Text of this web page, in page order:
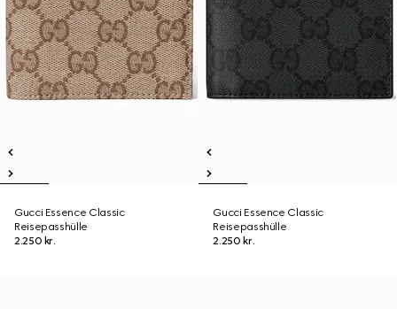
Gucci Essence Classic
Reisepasshülle
2.250 kr.
Gucci Essence Classic
Reisepasshülle
2.250 kr.